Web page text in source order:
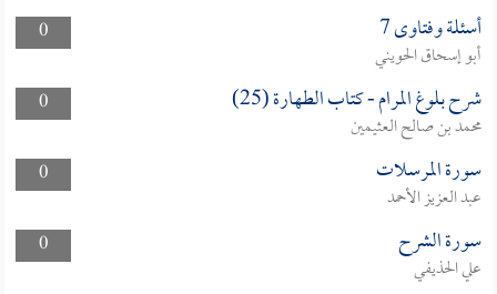
0 أسئلة وفتاوى 7
أبو إسحاق الحويني
0
شرح بلوغ المرام - كتاب الطهارة (25)
محمد بن صالح العثيمين
0
سورة المرسلات
عبد العزيز الأحمد
0
سورة الشرح
علي الحذيفي